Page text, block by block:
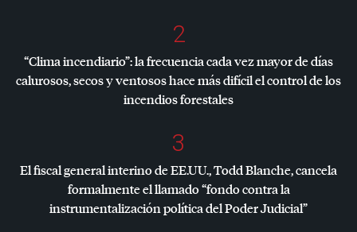
2
“Clima incendiario”: la frecuencia cada vez mayor de días
calurosos, secos y ventosos hace más difícil el control de los
incendios forestales
3
El fiscal general interino de EE.UU., Todd Blanche, cancela
formalmente el llamado “fondo contra la
instrumentalización política del Poder Judicial”